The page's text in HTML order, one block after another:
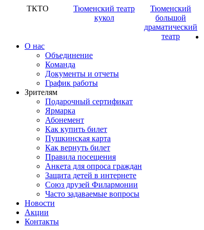
ТКТО
Тюменский театр
кукол
Тюменский
большой
драматический
театр
О нас
Объединение
Команда
Документы и отчеты
График работы
Зрителям
Подарочный сертификат
Ярмарка
Абонемент
Как купить билет
Пушкинская карта
Как вернуть билет
Правила посещения
Анкета для опроса граждан
Защита детей в интернете
Союз друзей Филармонии
Часто задаваемые вопросы
Новости
Акции
Контакты